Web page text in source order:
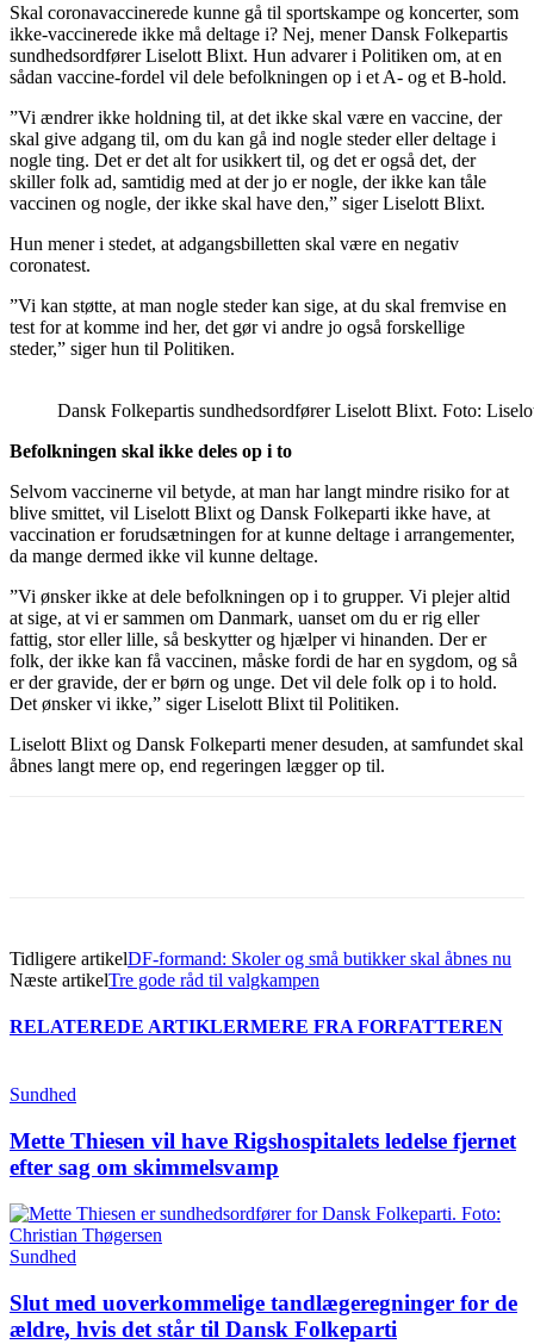
Skal coronavaccinerede kunne gå til sportskampe og koncerter, som
ikke-vaccinerede ikke må deltage i? Nej, mener Dansk Folkepartis
sundhedsordfører Liselott Blixt. Hun advarer i Politiken om, at en
sådan vaccine-fordel vil dele befolkningen op i et A- og et B-hold.
”Vi ændrer ikke holdning til, at det ikke skal være en vaccine, der
skal give adgang til, om du kan gå ind nogle steder eller deltage i
nogle ting. Det er det alt for usikkert til, og det er også det, der
skiller folk ad, samtidig med at der jo er nogle, der ikke kan tåle
vaccinen og nogle, der ikke skal have den,” siger Liselott Blixt.
Hun mener i stedet, at adgangsbilletten skal være en negativ
coronatest.
”Vi kan støtte, at man nogle steder kan sige, at du skal fremvise en
test for at komme ind her, det gør vi andre jo også forskellige
steder,” siger hun til Politiken.
Dansk Folkepartis sundhedsordfører Liselott Blixt. Foto:
Befolkningen skal ikke deles op i to
Selvom vaccinerne vil betyde, at man har langt mindre risiko for at
blive smittet, vil Liselott Blixt og Dansk Folkeparti ikke have, at
vaccination er forudsætningen for at kunne deltage i arrangementer,
da mange dermed ikke vil kunne deltage.
”Vi ønsker ikke at dele befolkningen op i to grupper. Vi plejer altid
at sige, at vi er sammen om Danmark, uanset om du er rig eller
fattig, stor eller lille, så beskytter og hjælper vi hinanden. Der er
folk, der ikke kan få vaccinen, måske fordi de har en sygdom, og så
er der gravide, der er børn og unge. Det vil dele folk op i to hold.
Det ønsker vi ikke,” siger Liselott Blixt til Politiken.
Liselott Blixt og Dansk Folkeparti mener desuden, at samfundet skal
åbnes langt mere op, end regeringen lægger op til.
Tidligere artikelDF-formand: Skoler og små butikker skal åbnes nu
Næste artikelTre gode råd til valgkampen
RELATEREDE ARTIKLERMERE FRA FORFATTEREN
Sundhed
Mette Thiesen vil have Rigshospitalets ledelse fjernet
efter sag om skimmelsvamp
Sundhed
Slut med uoverkommelige tandlægeregninger for de
ældre, hvis det står til Dansk Folkeparti